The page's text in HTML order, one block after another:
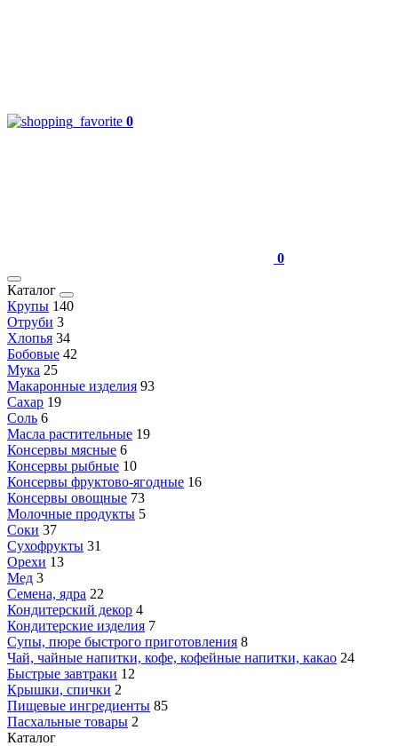
0
0
Каталог
Крупы 140
Отруби 3
Хлопья 34
Бобовые 42
Мука 25
Макаронные изделия 93
Сахар 19
Соль 6
Масла растительные 19
Консервы мясные 6
Консервы рыбные 10
Консервы фруктово-ягодные 16
Консервы овощные 73
Молочные продукты 5
Соки 37
Сухофрукты 31
Орехи 13
Мед 3
Семена, ядра 22
Кондитерский декор 4
Кондитерские изделия 7
Супы, пюре быстрого приготовления 8
Чай, чайные напитки, кофе, кофейные напитки, какао 24
Быстрые завтраки 12
Крышки, спички 2
Пищевые ингредиенты 85
Пасхальные товары 2
Каталог